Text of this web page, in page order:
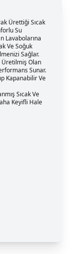
Ürettiği Sıcak
Su
Lavabolarına
Ve Soğuk
Sağlar.
Üretilmiş Olan
Sunar.
Kapanabilir Ve
Sıcak Ve
Keyifli Hale